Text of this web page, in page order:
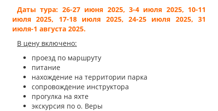
Даты тура: 26-27 июня 2025, 3-4 июля 2025, 10-11
июля 2025, 17-18 июля 2025, 24-25 июля 2025, 31
июля-1 августа 2025.
В цену включено:
проезд по маршруту
питание
нахождение на территории парка
сопровождение инструктора
прогулка на яхте
экскурсия по о. Веры